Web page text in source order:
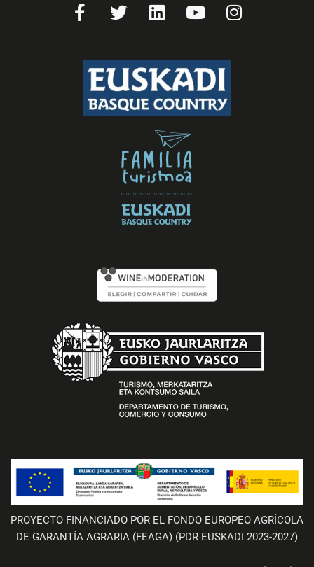
f
PROYECTO FINANCIADO POR EL FONDO EUROPEO AGRÍCOLA
DE GARANTÍA AGRARIA (FEAGA) (PDR EUSKADI 2023-2027)